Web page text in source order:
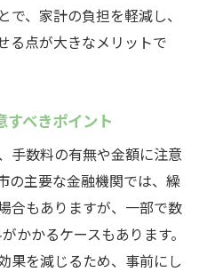
、家計の負担を軽減し、
る点が大きなメリットで
べきポイント
手数料の有無や金額に注意
の主要な金融機関では、繰
合もありますが、一部で数
かかるケースもあります。
果を減じるため、事前にし